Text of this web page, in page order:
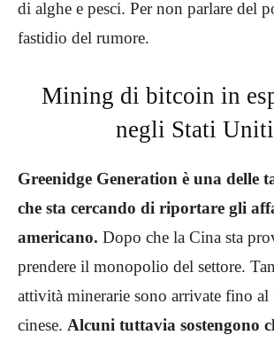
di alghe e pesci. Per non parlare del
fastidio del rumore.
Mining di bitcoin in
negli Stati Uniti
Greenidge Generation è una delle
che sta cercando di riportare gli
americano. Dopo che la Cina sta
prendere il monopolio del settore.
attività minerarie sono arrivate fino
cinese. Alcuni tuttavia sostengono